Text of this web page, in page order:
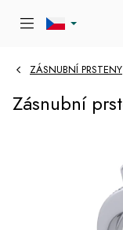
ZÁSNUBNÍ PRSTENY
Zásnubní